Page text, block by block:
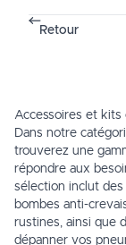
Retour
Accessoires et kits
Dans notre
trouverez une
répondre aux
sélection inclut
bombes anti-
rustines, ainsi que
dépanner vos